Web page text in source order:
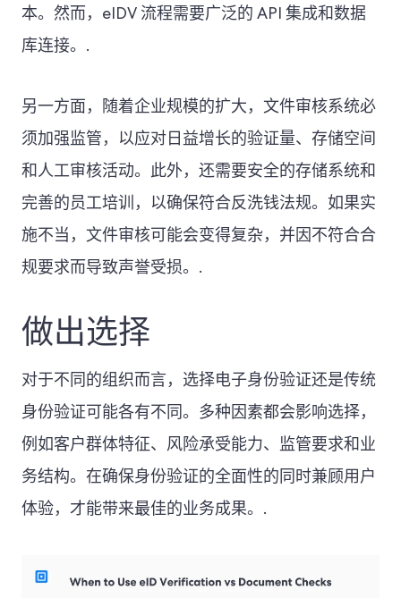
本。然而，eIDV 流程需要广泛的 API 集成和数据
库连接。.
另一方面，随着企业规模的扩大，文件审核系统必
须加强监管，以应对日益增长的验证量、存储空间
和人工审核活动。此外，还需要安全的存储系统和
完善的员工培训，以确保符合反洗钱法规。如果实
施不当，文件审核可能会变得复杂，并因不符合合
规要求而导致声誉受损。.
做出选择
对于不同的组织而言，选择电子身份验证还是传统
身份验证可能各有不同。多种因素都会影响选择，
例如客户群体特征、风险承受能力、监管要求和业
务结构。在确保身份验证的全面性的同时兼顾用户
体验，才能带来最佳的业务成果。.